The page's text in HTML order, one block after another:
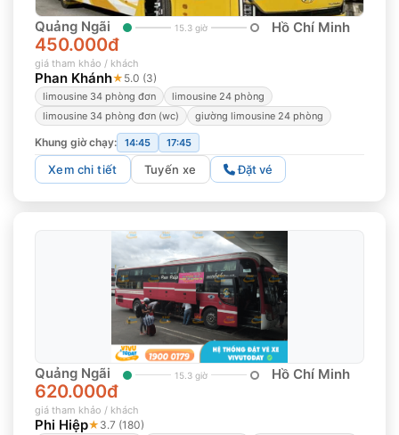
Quảng Ngãi 15.3 giờ Hồ Chí Minh
450.000đ
giá tham khảo / khách
Phan Khánh★ 5.0 (3)
limousine 34 phòng đơn
limousine 24 phòng
limousine 34 phòng đơn (wc)
giường limousine 24 phòng
Khung giờ chạy: 14:45 17:45
Xem chi tiết Tuyến xe Đặt vé
Quảng Ngãi 15.3 giờ Hồ Chí Minh
620.000đ
giá tham khảo / khách
Phi Hiệp★ 3.7 (180)